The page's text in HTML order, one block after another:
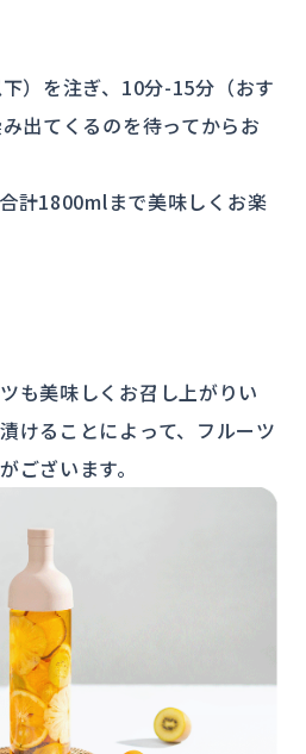
）を注ぎ、10分-15分（おす
出てくるのを待ってからお
計1800mlまで美味しくお楽
も美味しくお召し上がりい
けることによって、フルーツ
ございます。